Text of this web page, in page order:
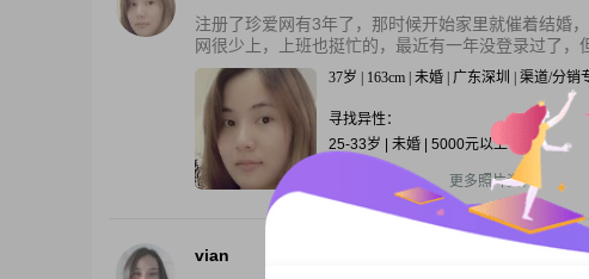
注册了珍爱网有3年了，那时候开始家里就催着结婚
网很少上，上班也挺忙的，最近有一年没登录过了，
37岁 | 163cm | 未婚 | 广东深圳 | 渠道/分销
寻找异性：
25-33岁 | 未婚 | 5000元以上
更多照片资料
vian